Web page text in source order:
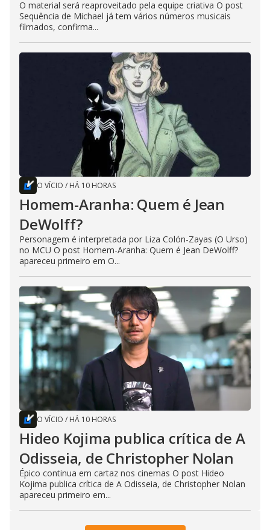
O material será reaproveitado pela equipe criativa O post
Sequência de Michael já tem vários números musicais
filmados, confirma...
O VÍCIO / HÁ 10 HORAS
Homem-Aranha: Quem é Jean
DeWolff?
Personagem é interpretada por Liza Colón-Zayas (O Urso)
no MCU O post Homem-Aranha: Quem é Jean DeWolff?
apareceu primeiro em O...
O VÍCIO / HÁ 10 HORAS
Hideo Kojima publica crítica de A
Odisseia, de Christopher Nolan
Épico continua em cartaz nos cinemas O post Hideo
Kojima publica crítica de A Odisseia, de Christopher Nolan
apareceu primeiro em...